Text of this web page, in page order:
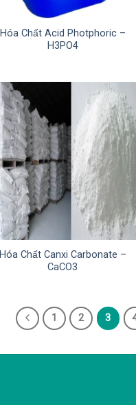
Hóa Chất Acid Photphoric –
H3PO4
Hóa Chất Canxi Carbonate –
CaCO3
1 2 3